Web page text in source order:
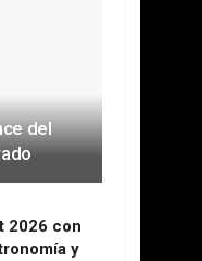
del
2026 con
y